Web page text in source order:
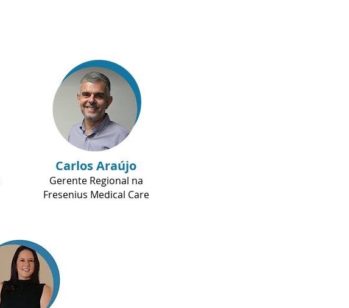
Carlos Araújo
Gerente Regional na
Fresenius Medical Care